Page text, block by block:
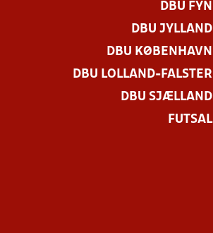
DBU FYN
DBU JYLLAND
DBU KØBENHAVN
DBU LOLLAND-FALSTER
DBU SJÆLLAND
FUTSAL